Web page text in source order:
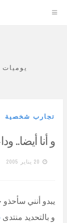
تجارب شخصية
و أنا أيضا..
20 يناير 2005
يبدو أنني سأحذو
و بالتحديد منتدى